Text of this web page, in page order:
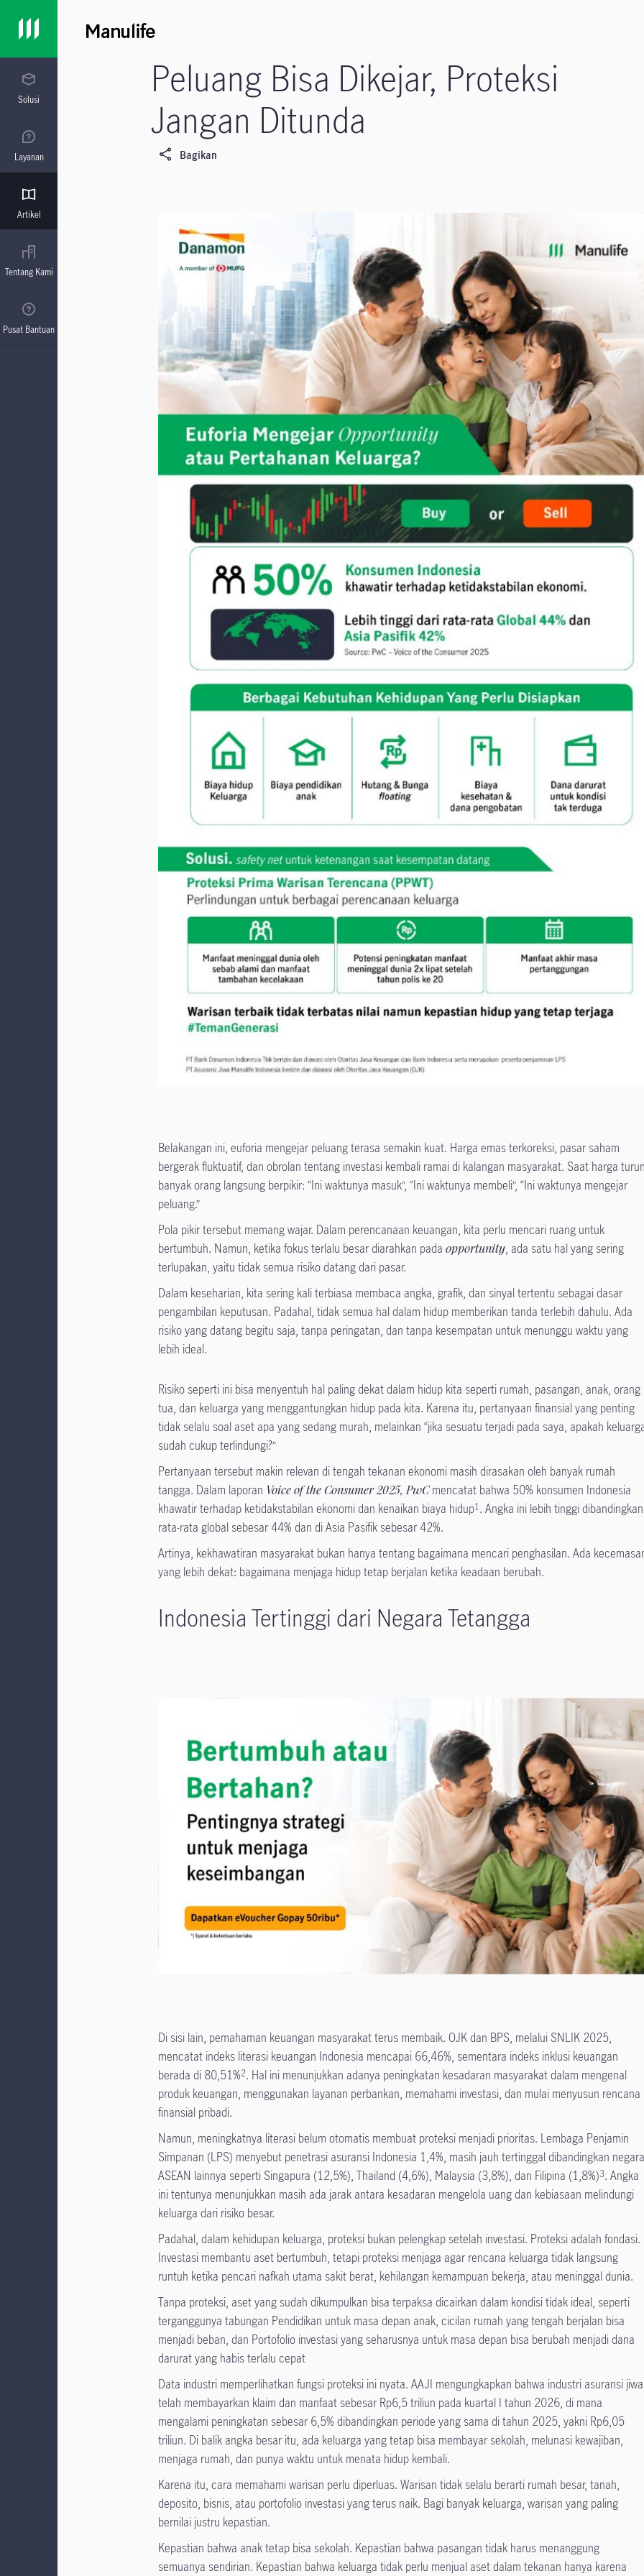
Solusi
Layanan
Artikel
Tentang Kami
Pusat Bantuan
Peluang Bisa Dikejar, Proteksi
Jangan Ditunda
Bagikan
Belakangan ini, euforia mengejar peluang terasa semakin kuat. Harga emas terkoreksi, pasar saham
bergerak fluktuatif, dan obrolan tentang investasi kembali ramai di kalangan masyarakat. Saat harga
banyak orang langsung berpikir: “Ini waktunya masuk”, “Ini waktunya membeli”, “Ini waktunya mengejar
peluang.”
Pola pikir tersebut memang wajar. Dalam perencanaan keuangan, kita perlu mencari ruang untuk
bertumbuh. Namun, ketika fokus terlalu besar diarahkan padaopportunity, ada satu hal yang sering
terlupakan, yaitu tidak semua risiko datang dari pasar.
Dalam keseharian, kita sering kali terbiasa membaca angka, grafik, dan sinyal tertentu sebagai dasar
pengambilan keputusan. Padahal, tidak semua hal dalam hidup memberikan tanda terlebih dahulu. Ada
risiko yang datang begitu saja, tanpa peringatan, dan tanpa kesempatan untuk menunggu waktu yang
lebih ideal.
Risiko seperti ini bisa menyentuh hal paling dekat dalam hidup kita seperti rumah, pasangan, anak, orang
tua, dan keluarga yang menggantungkan hidup pada kita. Karena itu, pertanyaan finansial yang penting
tidak selalu soal aset apa yang sedang murah, melainkan “jika sesuatu terjadi pada saya, apakah
sudah cukup terlindungi?”
Pertanyaan tersebut makin relevan di tengah tekanan ekonomi masih dirasakan oleh banyak rumah
tangga. Dalam laporan Voice of the Consumer 2025, PwCmencatat bahwa 50% konsumen Indonesia
khawatir terhadap ketidakstabilan ekonomi dan kenaikan biaya hidup1 . Angka ini lebih tinggi dibandingkan
rata-rata global sebesar 44% dan di Asia Pasifik sebesar 42%.
Artinya, kekhawatiran masyarakat bukan hanya tentang bagaimana mencari penghasilan. Ada
yang lebih dekat: bagaimana menjaga hidup tetap berjalan ketika keadaan berubah.
Indonesia Tertinggi dari Negara Tetangga
Di sisi lain, pemahaman keuangan masyarakat terus membaik. OJK dan BPS, melalui SNLIK 2025,
mencatat indeks literasi keuangan Indonesia mencapai 66,46%, sementara indeks inklusi keuangan
berada di 80,51%2. Hal ini menunjukkan adanya peningkatan kesadaran masyarakat dalam mengenal
produk keuangan, menggunakan layanan perbankan, memahami investasi, dan mulai menyusun rencana
finansial pribadi.
Namun, meningkatnya literasi belum otomatis membuat proteksi menjadi prioritas. Lembaga Penjamin
Simpanan (LPS) menyebut penetrasi asuransi Indonesia 1,4%, masih jauh tertinggal dibandingkan
ASEAN lainnya seperti Singapura (12,5%), Thailand (4,6%), Malaysia (3,8%), dan Filipina (1,8%)3. Angka
ini tentunya menunjukkan masih ada jarak antara kesadaran mengelola uang dan kebiasaan melindungi
keluarga dari risiko besar.
Padahal, dalam kehidupan keluarga, proteksi bukan pelengkap setelah investasi. Proteksi adalah fondasi.
Investasi membantu aset bertumbuh, tetapi proteksi menjaga agar rencana keluarga tidak langsung
runtuh ketika pencari nafkah utama sakit berat, kehilangan kemampuan bekerja, atau meninggal dunia.
Tanpa proteksi, aset yang sudah dikumpulkan bisa terpaksa dicairkan dalam kondisi tidak ideal, seperti
terganggunya tabungan Pendidikan untuk masa depan anak, cicilan rumah yang tengah berjalan bisa
menjadi beban, dan Portofolio investasi yang seharusnya untuk masa depan bisa berubah menjadi dana
darurat yang habis terlalu cepat
Data industri memperlihatkan fungsi proteksi ini nyata. AAJI mengungkapkan bahwa industri asuransi jiwa
telah membayarkan klaim dan manfaat sebesar Rp6,5 triliun pada kuartal I tahun 2026, di mana
mengalami peningkatan sebesar 6,5% dibandingkan periode yang sama di tahun 2025, yakni Rp6,05
triliun. Di balik angka besar itu, ada keluarga yang tetap bisa membayar sekolah, melunasi kewajiban,
menjaga rumah, dan punya waktu untuk menata hidup kembali.
Karena itu, cara memahami warisan perlu diperluas. Warisan tidak selalu berarti rumah besar, tanah,
deposito, bisnis, atau portofolio investasi yang terus naik. Bagi banyak keluarga, warisan yang paling
bernilai justru kepastian.
Kepastian bahwa anak tetap bisa sekolah. Kepastian bahwa pasangan tidak harus menanggung
semuanya sendirian. Kepastian bahwa keluarga tidak perlu menjual aset dalam tekanan hanya karena